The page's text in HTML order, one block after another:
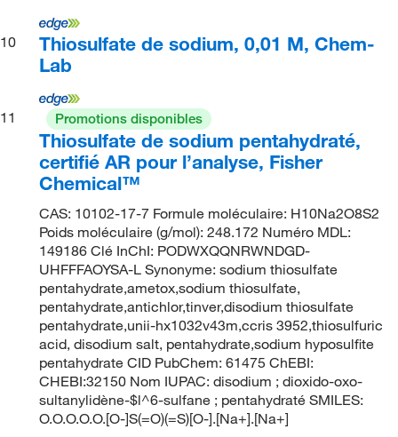
10
Thiosulfate de sodium, 0,01 M, Chem-
Lab
11 Promotions disponibles
Thiosulfate de sodium pentahydraté,
certifié AR pour l’analyse, Fisher
Chemical™
CAS: 10102-17-7 Formule moléculaire: H10Na2O8S2
Poids moléculaire (g/mol): 248.172 Numéro MDL:
149186 Clé InChI: PODWXQQNRWNDGD-
UHFFFAOYSA-L Synonyme: sodium thiosulfate
pentahydrate,ametox,sodium thiosulfate,
pentahydrate,antichlor,tinver,disodium thiosulfate
pentahydrate,unii-hx1032v43m,ccris 3952,thiosulfuric
acid, disodium salt, pentahydrate,sodium hyposulfite
pentahydrate CID PubChem: 61475 ChEBI:
CHEBI:32150 Nom IUPAC: disodium ; dioxido-oxo-
sultanylidène-$l^6-sulfane ; pentahydraté SMILES:
O.O.O.O.O.[O-]S(=O)(=S)[O-].[Na+].[Na+]